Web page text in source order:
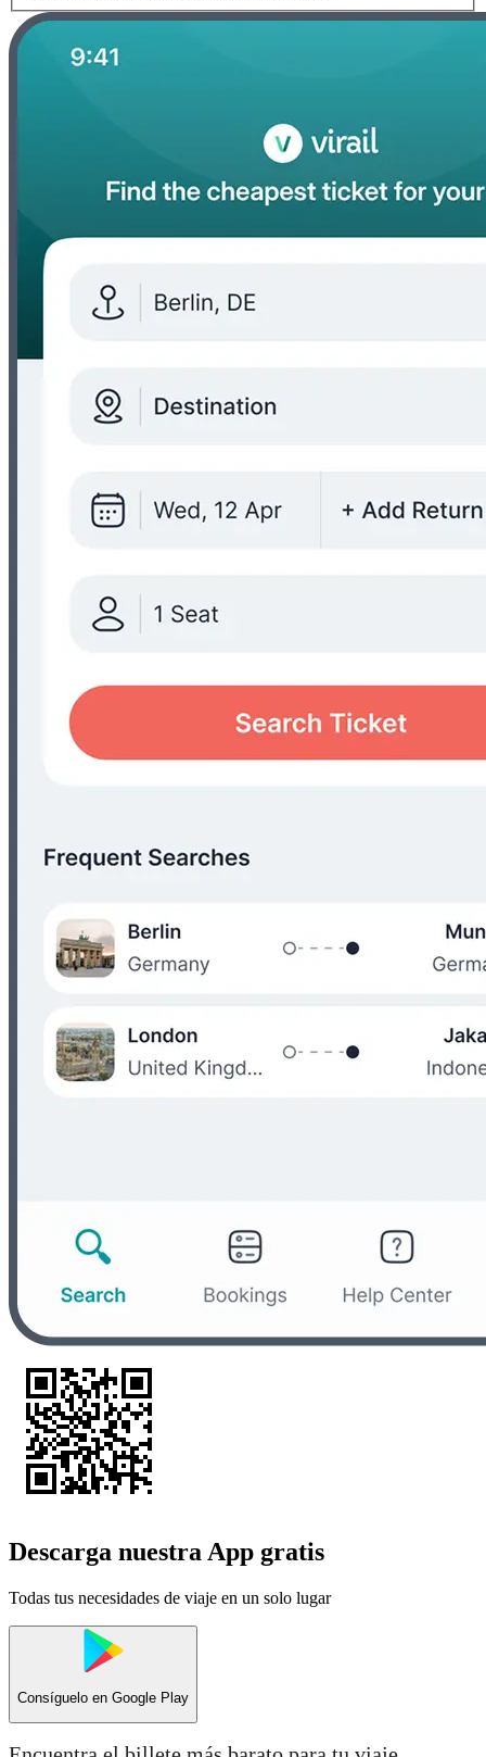
Descarga nuestra App gratis
Todas tus necesidades de viaje en un solo lugar
Consíguelo en Google Play